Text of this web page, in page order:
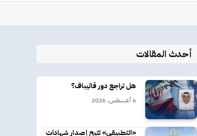
أحدث المقالات
هل تراجع دور قاليباف؟
6 أغسطس، 2026
«التطبيقي» تتيح إصدار شهادات